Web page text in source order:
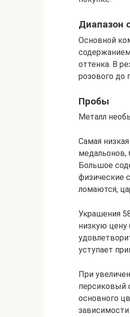
Диапазон
Основной
оттенка. В
розового до
Пробы
Металл
Самая
медальонов,
Большое
физические
ломаются,
Украшения
низкую цену
уступает
При
персиковый
основного